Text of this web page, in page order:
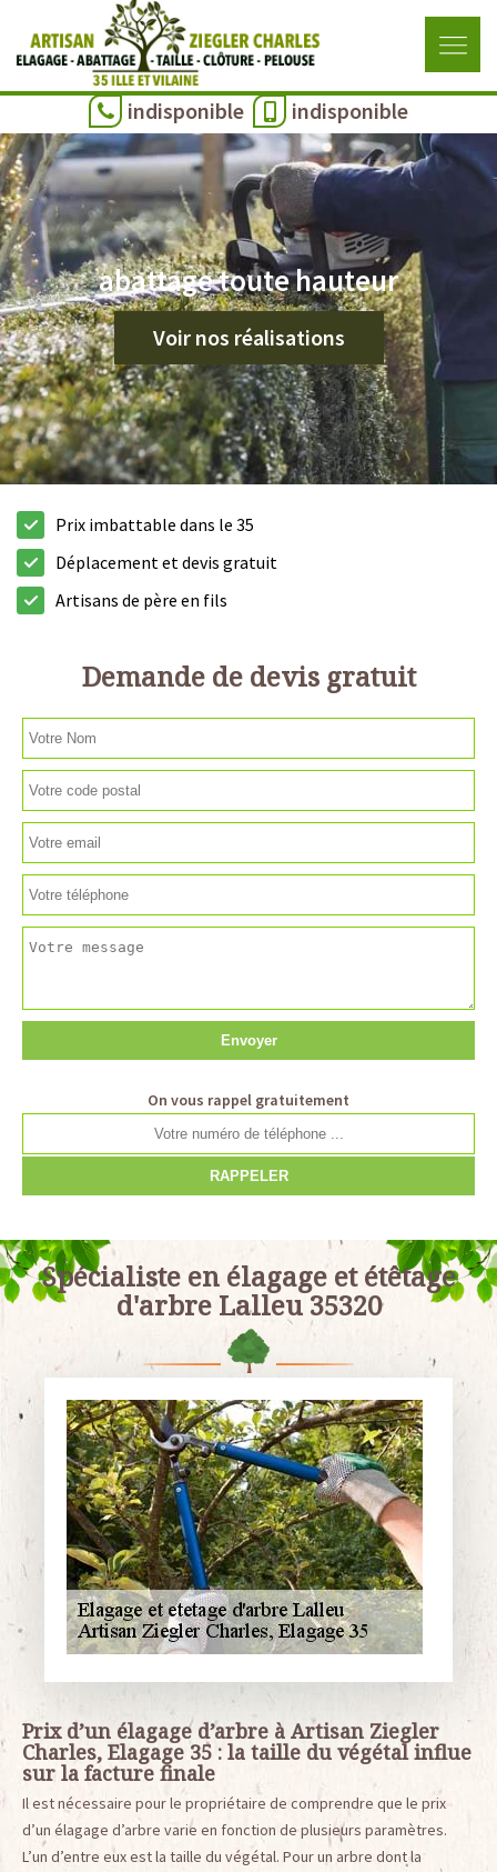
indisponible indisponible
abattage toute hauteur
Voir nos réalisations
Prix imbattable dans le 35
Déplacement et devis gratuit
Artisans de père en fils
Demande de devis gratuit
On vous rappel gratuitement
Spécialiste en élagage et étêtage
d'arbre Lalleu 35320
Prix d’un élagage d’arbre à Artisan Ziegler
Charles, Elagage 35 : la taille du végétal influe
sur la facture finale
Il est nécessaire pour le propriétaire de comprendre que le prix
d’un élagage d’arbre varie en fonction de plusieurs paramètres.
L’un d’entre eux est la taille du végétal. Pour un arbre dont la